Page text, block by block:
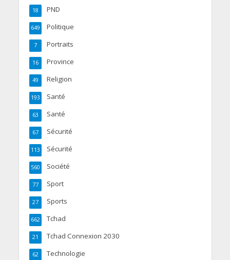
PND
18
Politique
649
Portraits
7
Province
16
Religion
49
Santé
193
Santé
63
Sécurité
67
Sécurité
113
Société
560
Sport
77
Sports
27
Tchad
662
Tchad Connexion 2030
21
Technologie
62